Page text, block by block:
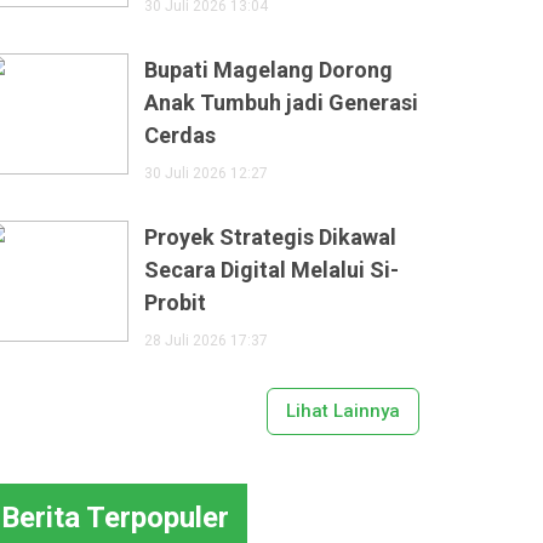
30 Juli 2026 13:04
Bupati Magelang Dorong
Anak Tumbuh jadi Generasi
Cerdas
30 Juli 2026 12:27
Proyek Strategis Dikawal
Secara Digital Melalui Si-
Probit
28 Juli 2026 17:37
Lihat Lainnya
Berita Terpopuler